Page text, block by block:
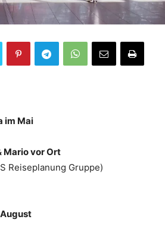
im Mai
Mario vor Ort
Reiseplanung Gruppe)
August